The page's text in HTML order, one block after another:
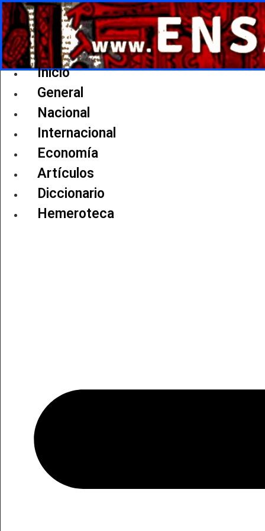
Ir
al
contenido
Inicio
General
Nacional
Internacional
Economía
Artículos
Diccionario
Hemeroteca